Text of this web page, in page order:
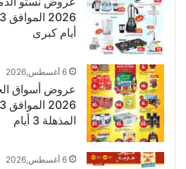
أيام كبرى
6 أغسطس,2026
المذهلة 3 أيام
6 أغسطس,2026